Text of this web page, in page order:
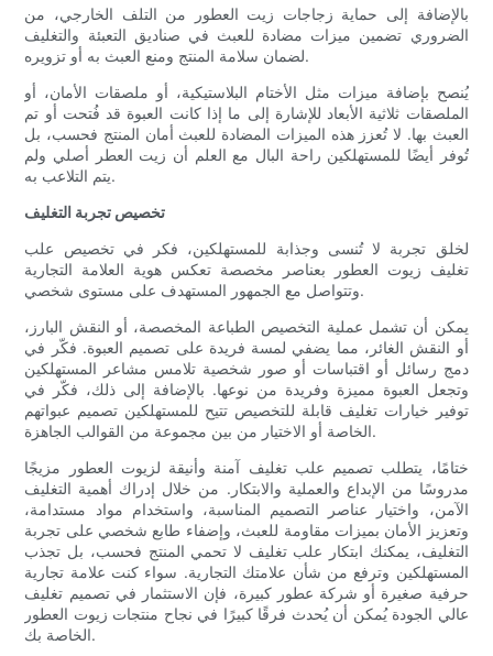
بالإضافة إلى حماية زجاجات زيت العطور من التلف الخارجي، من
الضروري تضمين ميزات مضادة للعبث في صناديق التعبئة والتغليف
لضمان سلامة المنتج ومنع العبث به أو تزويره.
يُنصح بإضافة ميزات مثل الأختام البلاستيكية، أو ملصقات الأمان، أو
الملصقات ثلاثية الأبعاد للإشارة إلى ما إذا كانت العبوة قد فُتحت أو تم
العبث بها. لا تُعزز هذه الميزات المضادة للعبث أمان المنتج فحسب، بل
تُوفر أيضًا للمستهلكين راحة البال مع العلم أن زيت العطر أصلي ولم
يتم التلاعب به.
تخصيص تجربة التغليف
لخلق تجربة لا تُنسى وجذابة للمستهلكين، فكر في تخصيص علب
تغليف زيوت العطور بعناصر مخصصة تعكس هوية العلامة التجارية
وتتواصل مع الجمهور المستهدف على مستوى شخصي.
يمكن أن تشمل عملية التخصيص الطباعة المخصصة، أو النقش البارز،
أو النقش الغائر، مما يضفي لمسة فريدة على تصميم العبوة. فكّر في
دمج رسائل أو اقتباسات أو صور شخصية تلامس مشاعر المستهلكين
وتجعل العبوة مميزة وفريدة من نوعها. بالإضافة إلى ذلك، فكّر في
توفير خيارات تغليف قابلة للتخصيص تتيح للمستهلكين تصميم عبواتهم
الخاصة أو الاختيار من بين مجموعة من القوالب الجاهزة.
ختامًا، يتطلب تصميم علب تغليف آمنة وأنيقة لزيوت العطور مزيجًا
مدروسًا من الإبداع والعملية والابتكار. من خلال إدراك أهمية التغليف
الآمن، واختيار عناصر التصميم المناسبة، واستخدام مواد مستدامة،
وتعزيز الأمان بميزات مقاومة للعبث، وإضفاء طابع شخصي على تجربة
التغليف، يمكنك ابتكار علب تغليف لا تحمي المنتج فحسب، بل تجذب
المستهلكين وترفع من شأن علامتك التجارية. سواء كنت علامة تجارية
حرفية صغيرة أو شركة عطور كبيرة، فإن الاستثمار في تصميم تغليف
عالي الجودة يُمكن أن يُحدث فرقًا كبيرًا في نجاح منتجات زيوت العطور
الخاصة بك.